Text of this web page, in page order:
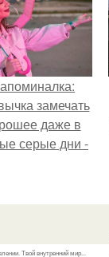
замечать
даже в
серые дни -
Твой внутренний мир...